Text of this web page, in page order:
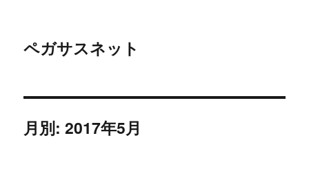
ペガサスネット
月別: 2017年5月